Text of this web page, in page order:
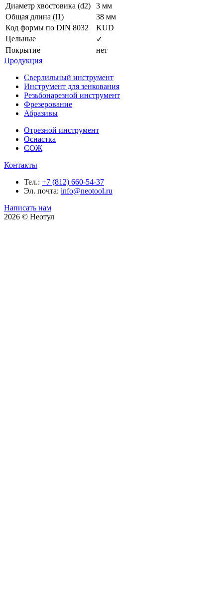
Диаметр хвостовика (d2)
3 мм
Общая длина (l1)
38 мм
Код формы по DIN 8032
KUD
Цельные
✓
Покрытие
нет
Продукция
Сверлильный инструмент
Инструмент для зенкования
Резьбонарезной инструмент
Фрезерование
Абразивы
Отрезной инструмент
Оснастка
СОЖ
Контакты
Тел.: +7 (812) 660-54-37
Эл. почта: info@neotool.ru
Написать нам
2026 © Неотул